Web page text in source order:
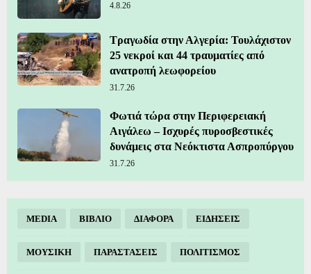
4.8.26
Τραγωδία στην Αλγερία: Τουλάχιστον
25 νεκροί και 44 τραυματίες από
ανατροπή λεωφορείου
31.7.26
Φωτιά τώρα στην Περιφερειακή
Αιγάλεω – Ισχυρές πυροσβεστικές
δυνάμεις στα Νεόκτιστα Ασπροπύργου
31.7.26
MEDIA ΒΙΒΛΙΟ ΔΙΑΦΟΡΑ ΕΙΔΗΣΕΙΣ
ΜΟΥΣΙΚΗ ΠΑΡΑΣΤΑΣΕΙΣ ΠΟΛΙΤΙΣΜΟΣ